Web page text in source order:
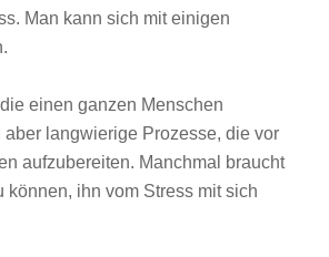
Man kann sich mit einigen
einen ganzen Menschen
langwierige Prozesse, die vor
aufzubereiten. Manchmal braucht
ihn vom Stress mit sich